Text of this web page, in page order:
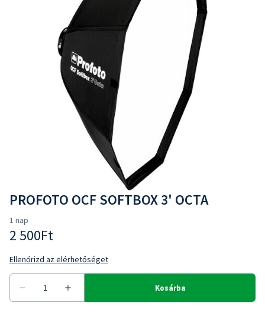
PROFOTO OCF SOFTBOX 3' OCTA